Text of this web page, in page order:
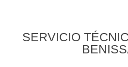
SERVICIO